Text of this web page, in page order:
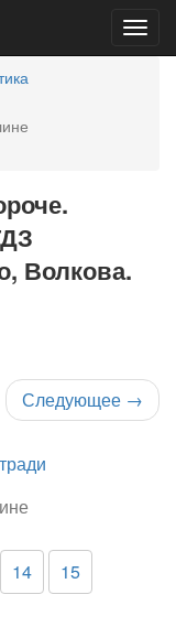
Волкова.
Следующее →
14 15